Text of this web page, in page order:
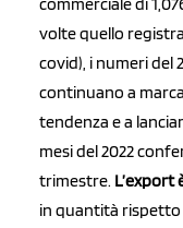
volte quello
covid), i numeri del
continuano a
tendenza e a
mesi del 2022
trimestre. L’export
in quantità rispetto